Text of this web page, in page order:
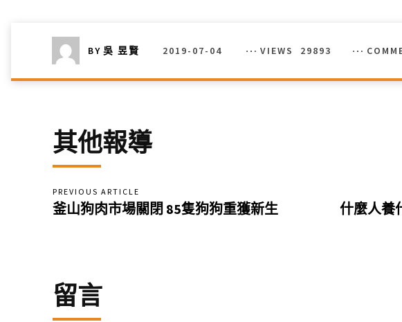
BY 吳 昱賢 2019-07-04 VIEWS 29893
其他報導
PREVIOUS ARTICLE
釜山狗肉市場關閉 85隻狗狗重獲新生
什麼人養
留言